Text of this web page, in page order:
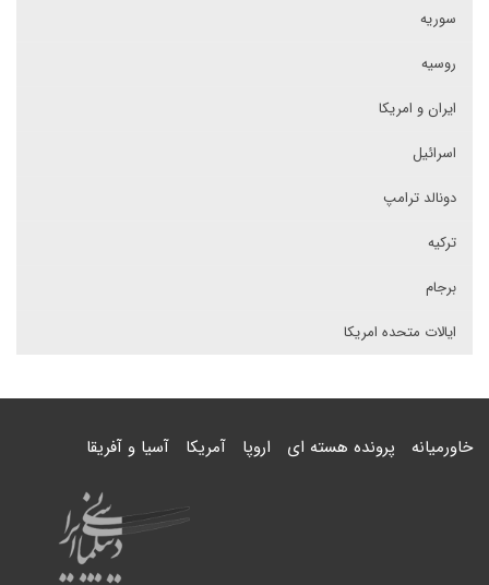
سوریه
روسیه
ایران و امریکا
اسرائیل
دونالد ترامپ
ترکیه
برجام
ایالات متحده امریکا
خاورمیانه پرونده هسته ای اروپا آمریکا آسیا و آفریقا